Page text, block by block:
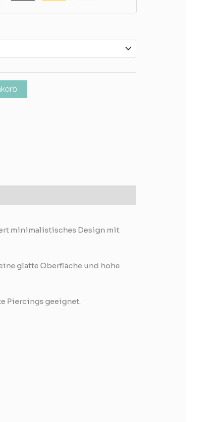
minimalistisches Design mit
glatte Oberfläche und hohe
Piercings geeignet.